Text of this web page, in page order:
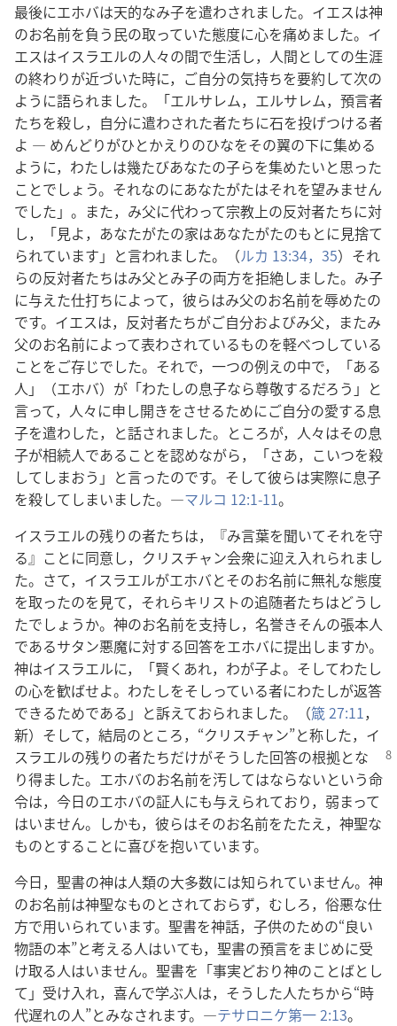
最後にエホバは天的なみ子を遣わされました。イエスは神
のお名前を負う民の取っていた態度に心を痛めました。イ
エスはイスラエルの人々の間で生活し，人間としての生涯
の終わりが近づいた時に，ご自分の気持ちを要約して次の
ように語られました。「エルサレム，エルサレム，預言者
たちを殺し，自分に遣わされた者たちに石を投げつける者
よ ― めんどりがひとかえりのひなをその翼の下に集める
ように，わたしは幾たびあなたの子らを集めたいと思った
ことでしょう。それなのにあなたがたはそれを望みません
でした」。また，み父に代わって宗教上の反対者たちに対
し，「見よ，あなたがたの家はあなたがたのもとに見捨て
られています」と言われました。（ルカ 13:34，35）それ
らの反対者たちはみ父とみ子の両方を拒絶しました。み子
に与えた仕打ちによって，彼らはみ父のお名前を辱めたの
です。イエスは，反対者たちがご自分およびみ父，またみ
父のお名前によって表わされているものを軽べつしている
ことをご存じでした。それで，一つの例えの中で，「ある
人」（エホバ）が「わたしの息子なら尊敬するだろう」と
言って，人々に申し開きをさせるためにご自分の愛する息
子を遣わした，と話されました。ところが，人々はその息
子が相続人であることを認めながら，「さあ，こいつを殺
してしまおう」と言ったのです。そして彼らは実際に息子
を殺してしまいました。―マルコ 12:1-11。
イスラエルの残りの者たちは，『み言葉を聞いてそれを守
る』ことに同意し，クリスチャン会衆に迎え入れられまし
た。さて，イスラエルがエホバとそのお名前に無礼な態度
を取ったのを見て，それらキリストの追随者たちはどうし
たでしょうか。神のお名前を支持し，名誉きそんの張本人
であるサタン悪魔に対する回答をエホバに提出しますか。
神はイスラエルに，「賢くあれ，わが子よ。そしてわたし
の心を歓ばせよ。わたしをそしっている者にわたしが返答
できるためである」と訴えておられました。（箴 27:11，
新）そして，結局のところ，“クリスチャン”と称した，イ
スラエルの残りの者たちだけがそうした回答の根拠とな
り得ました。エホバのお名前を汚してはならないという命
令は，今日のエホバの証人にも与えられており，弱まって
はいません。しかも，彼らはそのお名前をたたえ，神聖な
ものとすることに喜びを抱いています。
今日，聖書の神は人類の大多数には知られていません。神
のお名前は神聖なものとされておらず，むしろ，俗悪な仕
方で用いられています。聖書を神話，子供のための“良い
物語の本”と考える人はいても，聖書の預言をまじめに受
け取る人はいません。聖書を「事実どおり神のことばとし
て」受け入れ，喜んで学ぶ人は，そうした人たちから“時
代遅れの人”とみなされます。―テサロニケ第一 2:13。